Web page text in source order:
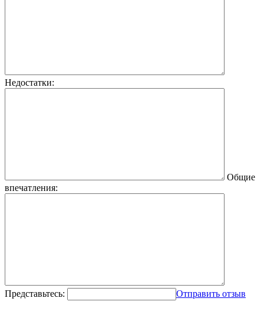
Недостатки:
Общие
впечатления:
Представьтесь: Отправить отзыв